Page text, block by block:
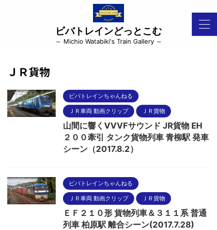
ビバトレインどっとこむ
～ Michio Watabiki's Train Gallery ～
ＪＲ貨物
ビバトレインちゃんねる
ＪＲ車両 動画クリップ ＪＲ貨物
山間に響くVVVFサウンド JR貨物 EH
２００牽引 タンク貨物列車 青柳駅 発車
シーン（2017.8.2）
ビバトレインちゃんねる
ＪＲ車両 動画クリップ ＪＲ貨物
ＥＦ２１０形 貨物列車＆３１１系 普通
列車 柏原駅 離合シーン(2017.7.28)